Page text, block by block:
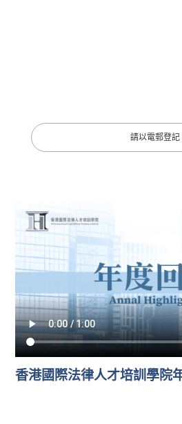
香港國際法律人才培訓學院